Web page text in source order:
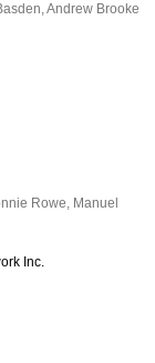
,Andrew Brooke
Rowe Manuel
Inc.